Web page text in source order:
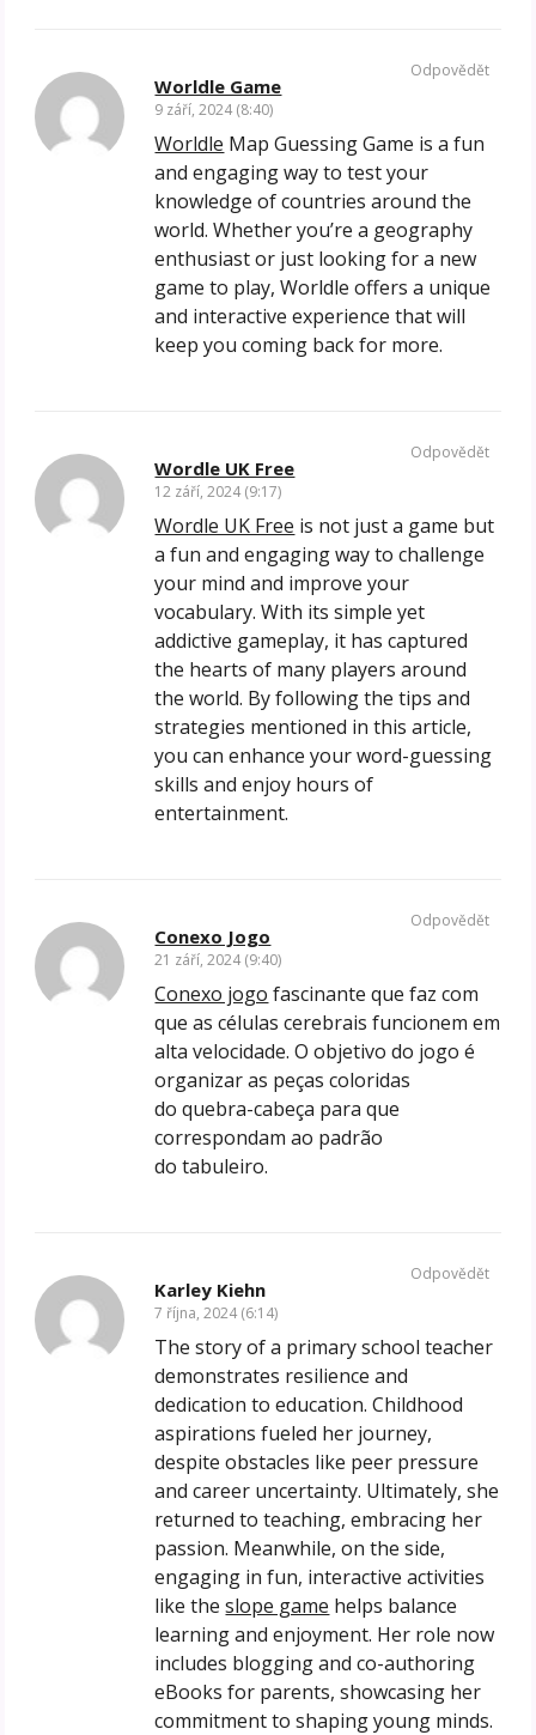
Worldle Game
9 září, 2024 (8:40)
Worldle Map Guessing Game is a fun
and engaging way to test your
knowledge of countries around the
world. Whether you’re a geography
enthusiast or just looking for a new
game to play, Worldle offers a unique
and interactive experience that will
keep you coming back for more.
Odpovědět
Wordle UK Free
12 září, 2024 (9:17)
Wordle UK Free is not just a game but
a fun and engaging way to challenge
your mind and improve your
vocabulary. With its simple yet
addictive gameplay, it has captured
the hearts of many players around
the world. By following the tips and
strategies mentioned in this article,
you can enhance your word-guessing
skills and enjoy hours of
entertainment.
Odpovědět
Conexo Jogo
21 září, 2024 (9:40)
Conexo jogo fascinante que faz com
que as células cerebrais funcionem em
alta velocidade. O objetivo do jogo é
organizar as peças coloridas
do quebra-cabeça para que
correspondam ao padrão
do tabuleiro.
Odpovědět
Karley Kiehn
7 října, 2024 (6:14)
The story of a primary school teacher
demonstrates resilience and
dedication to education. Childhood
aspirations fueled her journey,
despite obstacles like peer pressure
and career uncertainty. Ultimately, she
returned to teaching, embracing her
passion. Meanwhile, on the side,
engaging in fun, interactive activities
like theslope game helps balance
learning and enjoyment. Her role now
includes blogging and co-authoring
eBooks for parents, showcasing her
commitment to shaping young minds.
Odpovědět